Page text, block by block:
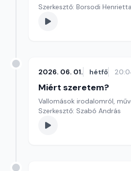
Szerkesztő: Borsodi Henrietta
2026. 06. 01. hétfő
Miért szeretem?
Vallomások irodalomról,
Szerkesztő: Szabó András